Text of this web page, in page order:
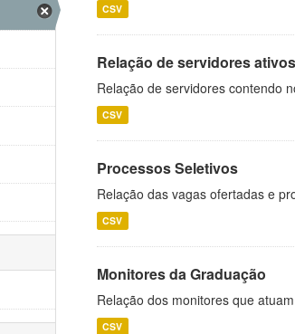
CSV
Relação de servidores
Relação de servidores contendo
CSV
Processos Seletivos
Relação das vagas ofertadas e
CSV
Monitores da Graduação
Relação dos monitores que
CSV